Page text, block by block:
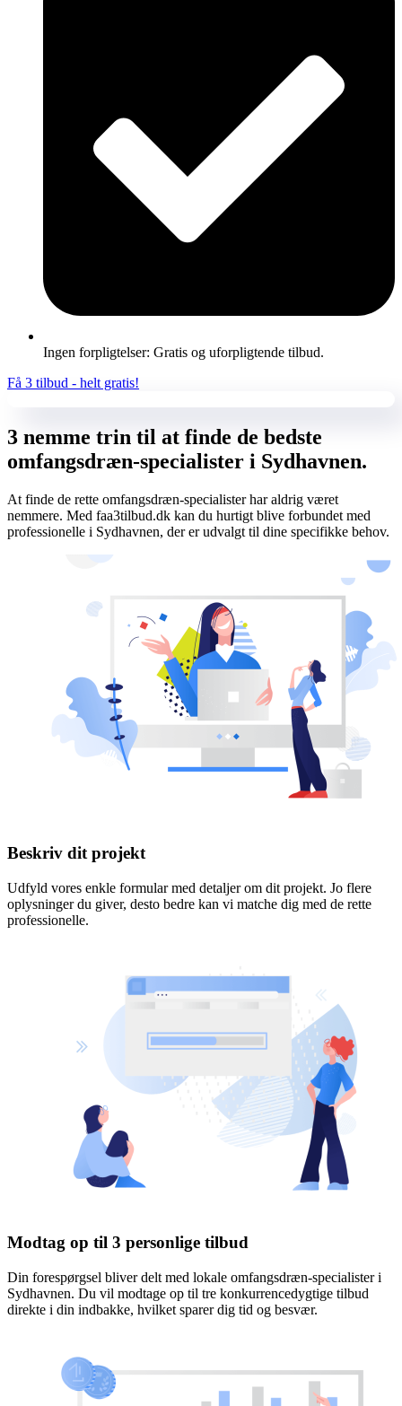
Ingen forpligtelser: Gratis og uforpligtende tilbud.
Få 3 tilbud - helt gratis!
3 nemme trin til at finde de bedste
omfangsdræn-specialister i Sydhavnen.
At finde de rette omfangsdræn-specialister har aldrig været
nemmere. Med faa3tilbud.dk kan du hurtigt blive forbundet med
professionelle i Sydhavnen, der er udvalgt til dine specifikke behov.
Beskriv dit projekt
Udfyld vores enkle formular med detaljer om dit projekt. Jo flere
oplysninger du giver, desto bedre kan vi matche dig med de rette
professionelle.
Modtag op til 3 personlige tilbud
Din forespørgsel bliver delt med lokale omfangsdræn-specialister i
Sydhavnen. Du vil modtage op til tre konkurrencedygtige tilbud
direkte i din indbakke, hvilket sparer dig tid og besvær.